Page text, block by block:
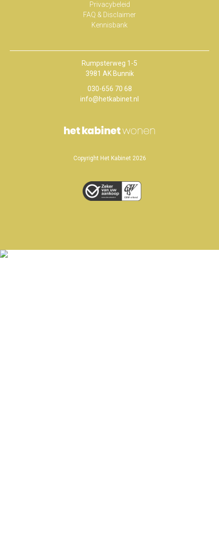
Privacybeleid
FAQ & Disclaimer
Kennisbank
Rumpsterweg 1-5
3981 AK Bunnik
030-656 70 68
info@hetkabinet.nl
Copyright Het Kabinet 2026